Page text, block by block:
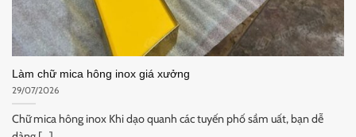
Làm chữ mica hông inox giá xưởng
29/07/2026
Chữ mica hông inox Khi dạo quanh các tuyến phố sầm uất, bạn dễ